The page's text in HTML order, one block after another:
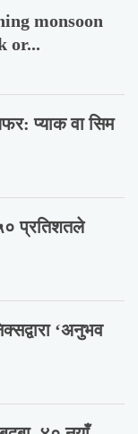
monsoon
or...
प्याक वा सिम
प्रतिशतले
‘अनुभव